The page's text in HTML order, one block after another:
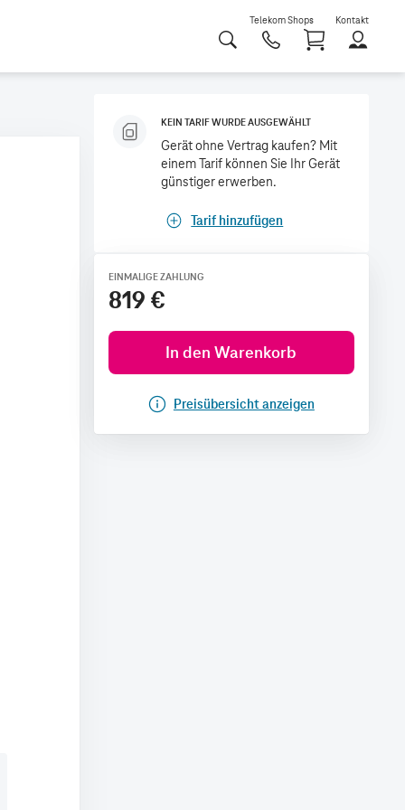
Telekom Shops Kontakt
KEIN TARIF WURDE AUSGEWÄHLT
Gerät ohne Vertrag kaufen? Mit
einem Tarif können Sie Ihr Gerät
günstiger erwerben.
Tarif hinzufügen
EINMALIGE ZAHLUNG
819 €
In den Warenkorb
Preisübersicht anzeigen